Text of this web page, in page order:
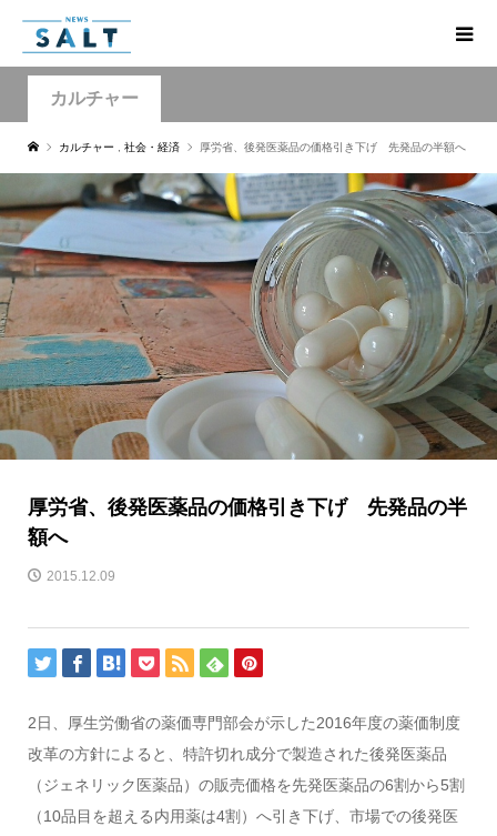
カルチャー
カルチャー 社会・経済 厚労省、後発医薬品の価格引き下げ 先発品の半額へ
厚労省、後発医薬品の価格引き下げ 先発品の半
額へ
2015.12.09
2日、厚生労働省の薬価専門部会が示した2016年度の薬価制度
改革の方針によると、特許切れ成分で製造された後発医薬品
（ジェネリック医薬品）の販売価格を先発医薬品の6割から5割
（10品目を超える内用薬は4割）へ引き下げ、市場での後発医